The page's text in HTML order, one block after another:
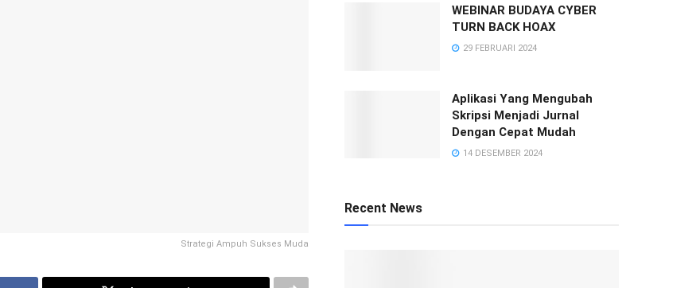
Strategi Ampuh Sukses Muda
WEBINAR BUDAYA CYBER
TURN BACK HOAX
29 FEBRUARI 2024
Aplikasi Yang Mengubah
Skripsi Menjadi Jurnal
Dengan Cepat Mudah
14 DESEMBER 2024
Recent News